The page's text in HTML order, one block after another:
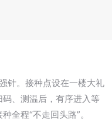
针。接种点设在一楼大礼
、测温后，有序进入等
全程“不走回头路”。